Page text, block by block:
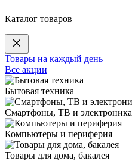
Каталог товаров
Товары на каждый день
Все акции
Бытовая техника
Смартфоны, ТВ и электроника
Компьютеры и периферия
Товары для дома, бакалея